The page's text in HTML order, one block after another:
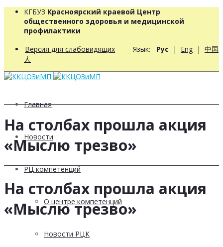
КГБУЗ Красноярский краевой Центр
общественного здоровья и медицинской
профилактики
Версия для слабовидящих Язык: Рус | Eng | 中国
人
Главная
Новости
РЦ компетенций
О центре компетенций
Новости РЦК
На столбах прошла акция
«Мыслю трезво»
На столбах прошла акция
«Мыслю трезво»